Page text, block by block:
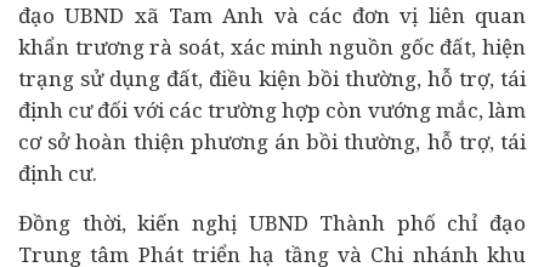
đạo UBND xã Tam Anh và các đơn vị liên quan
khẩn trương rà soát, xác minh nguồn gốc đất, hiện
trạng sử dụng đất, điều kiện bồi thường, hỗ trợ, tái
định cư đối với các trường hợp còn vướng mắc, làm
cơ sở hoàn thiện phương án bồi thường, hỗ trợ, tái
định cư.
Đồng thời, kiến nghị UBND Thành phố chỉ đạo
Trung tâm Phát triển hạ tầng và Chi nhánh khu